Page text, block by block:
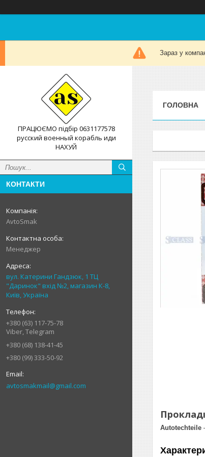
Зараз у
ПРАЦЮЄМО підбір 0631177578
русский военный корабль иди
НАХУЙ
КОНТАКТИ
AvtoSmak
Менеджер
вул. Катерини Гандзюк, 1 ТЦ
"Даринок" вхід №2, магазин К-8,
Київ, Україна
+380 (63) 117-75-78
Viber, Telegram
+380 (68) 138-41-45
+380 (99) 333-50-92
avtosmakmail@gmail.com
ГОЛОВНА
Autotechteile